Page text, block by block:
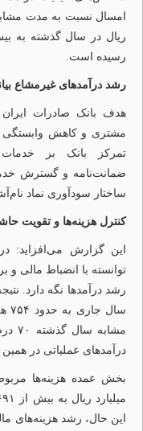
رسیده است.
رشد درآمدهای غیرمشاع
هدف بانک صادرات ایران
مشتری و کاهش وابستگی
تمرکز بانک بر خدمات
ضمانت‌نامه و گسترش
ساختار سودآوری نماد
کنترل هزینه‌ها و تقویت
این گزارش می‌افزاید:
توانسته با انضباط مالی و
رشد درآمدها نگه دارد.
سال
درآمدهای عملیاتی در همین مدت بیش از